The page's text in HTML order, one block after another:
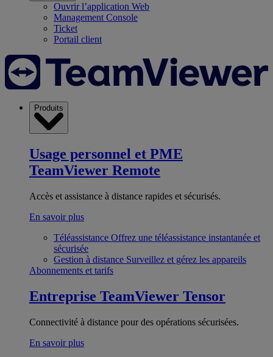
Ouvrir l’application Web
Management Console
Ticket
Portail client
Produits
Usage personnel et PME
TeamViewer Remote
Accès et assistance à distance rapides et sécurisés.
En savoir plus
Téléassistance Offrez une téléassistance instantanée et
sécurisée
Gestion à distance Surveillez et gérez les appareils
Abonnements et tarifs
Entreprise TeamViewer Tensor
Connectivité à distance pour des opérations sécurisées.
En savoir plus